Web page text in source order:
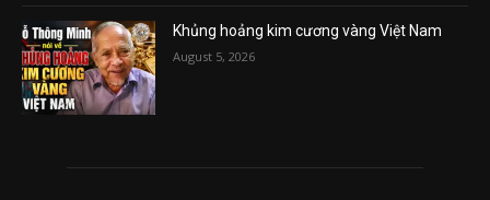
Khủng hoảng kim cương vàng Việt Nam
August 5, 2026